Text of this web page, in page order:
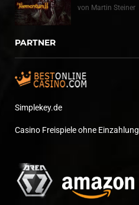
von Martin Steiner
PARTNER
Simplekey.de
Casino Freispiele ohne Einzahlung